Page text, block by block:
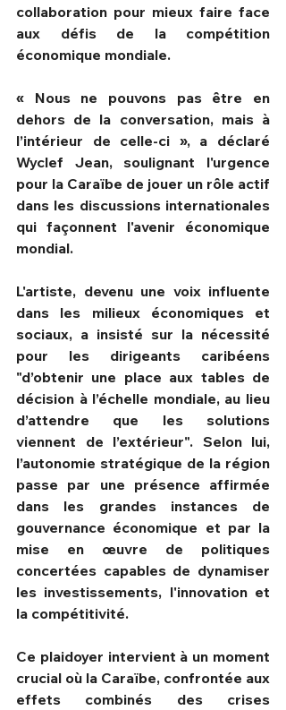
collaboration pour mieux faire face
aux défis de la compétition
économique mondiale.
« Nous ne pouvons pas être en
dehors de la conversation, mais à
l’intérieur de celle-ci », a déclaré
Wyclef Jean, soulignant l'urgence
pour la Caraïbe de jouer un rôle actif
dans les discussions internationales
qui façonnent l'avenir économique
mondial.
L'artiste, devenu une voix influente
dans les milieux économiques et
sociaux, a insisté sur la nécessité
pour les dirigeants caribéens
"d’obtenir une place aux tables de
décision à l’échelle mondiale, au lieu
d’attendre que les solutions
viennent de l’extérieur". Selon lui,
l’autonomie stratégique de la région
passe par une présence affirmée
dans les grandes instances de
gouvernance économique et par la
mise en œuvre de politiques
concertées capables de dynamiser
les investissements, l'innovation et
la compétitivité.
Ce plaidoyer intervient à un moment
crucial où la Caraïbe, confrontée aux
effets combinés des crises